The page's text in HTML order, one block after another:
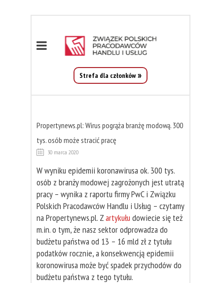
Strefa dla członków
Propertynews.pl: Wirus pogrąża branżę modową. 300
tys. osób może stracić pracę
30 marca 2020
W wyniku epidemii koronawirusa ok. 300 tys.
osób z branży modowej zagrożonych jest utratą
pracy – wynika z raportu firmy PwC i Związku
Polskich Pracodawców Handlu i Usług – czytamy
na Propertynews.pl. Zartykułudowiecie się też
m.in. o tym, że nasz sektor odprowadza do
budżetu państwa od 13 – 16 mld zł z tytułu
podatków rocznie, a konsekwencją epidemii
koronowirusa może być spadek przychodów do
budżetu państwa z tego tytułu.